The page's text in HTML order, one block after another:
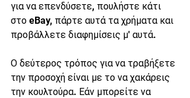
για να επενδύσετε, πουλήστε κάτι
στο eBay, πάρτε αυτά τα χρήματα και
προβάλλετε διαφημίσεις μ' αυτά.
Ο δεύτερος τρόπος για να τραβήξετε
την προσοχή είναι με το να χακάρεις
την κουλτούρα. Εάν μπορείτε να